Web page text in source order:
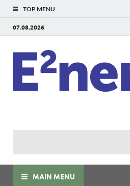
TOP MENU
07.08.2026
MAIN MENU